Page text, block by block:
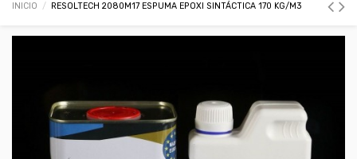
INICIO RESOLTECH 2080M17 ESPUMA EPOXI SINTÁCTICA 170 KG/M3